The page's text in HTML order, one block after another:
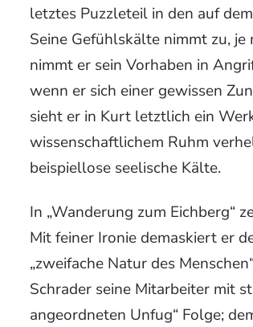
letztes Puzzleteil in den auf
Seine Gefühlskälte nimmt zu,
nimmt er sein Vorhaben in
wenn er sich einer gewissen
sieht er in Kurt letztlich ein
wissenschaftlichem Ruhm
beispiellose seelische Kälte.
In „Wanderung zum Eichberg“
Mit feiner Ironie demaskiert er
„zweifache Natur des
Schrader seine Mitarbeiter mit
angeordneten Unfug“ Folge;